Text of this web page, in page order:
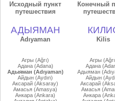
Исходный пункт
путешествия
АДЫЯМАН
Adıyaman
Конечный
Kilis
Агры (Ağrı)
Адана (Adana)
Адыяман (Adıyaman)
Айдын (Aydın)
Аксарай (Aksaray)
Амасья (Amasya)
Анкара (Ankara)
Агры
Адана
Адыяман
Айдын
Аксарай
Амасья
Анкара